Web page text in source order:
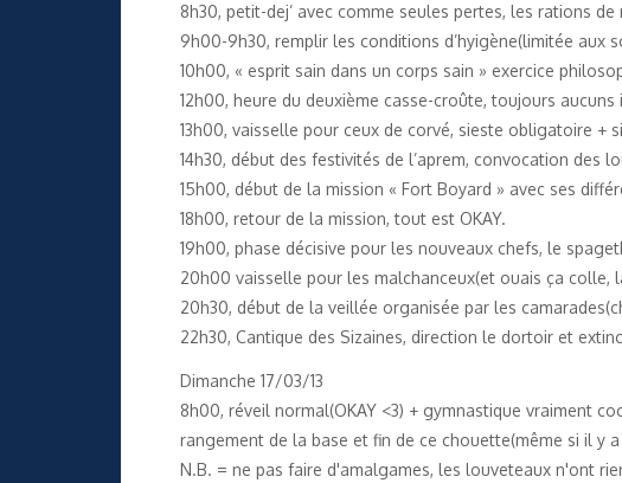
8h30, petit-dej’ avec comme seules pertes, les rations de
9h00-9h30, remplir les conditions d’hyigène(limitée aux
10h00, « esprit sain dans un corps sain » exercice
12h00, heure du deuxième casse-croûte, toujours
13h00, vaisselle pour ceux de corvé, sieste obligatoire +
14h30, début des festivités de l’aprem, convocation des
15h00, début de la mission « Fort Boyard » avec ses
18h00, retour de la mission, tout est OKAY.
19h00, phase décisive pour les nouveaux chefs, le
20h00 vaisselle pour les malchanceux(et ouais ça colle,
20h30, début de la veillée organisée par les
22h30, Cantique des Sizaines, direction le dortoir et
Dimanche 17/03/13
8h00, réveil normal(OKAY <3) + gymnastique vraiment
rangement de la base et fin de ce chouette(même si il y
N.B. = ne pas faire d'amalgames, les louveteaux n'ont